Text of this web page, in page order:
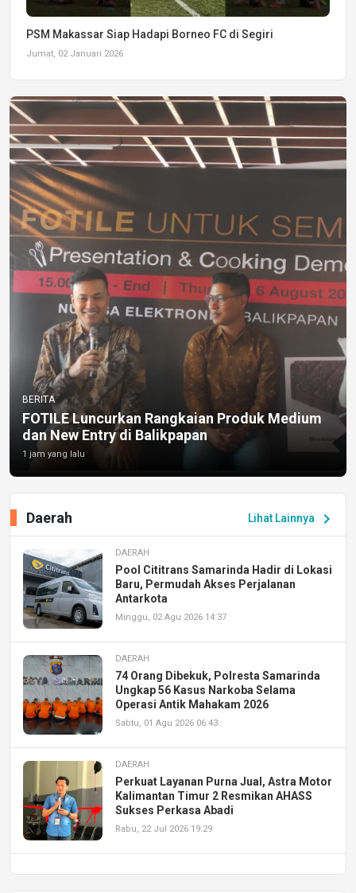
PSM Makassar Siap Hadapi Borneo FC di Segiri
Jumat, 02 Januari 2026
BERITA
FOTILE Luncurkan Rangkaian Produk Medium
dan New Entry di Balikpapan
1 jam yang lalu
Lihat Lainnya chevron_right
Daerah
DAERAH
Pool Cititrans Samarinda Hadir di Lokasi
Baru, Permudah Akses Perjalanan
Antarkota
Minggu, 02 Agu 2026 14:37
DAERAH
74 Orang Dibekuk, Polresta Samarinda
Ungkap 56 Kasus Narkoba Selama
Operasi Antik Mahakam 2026
Sabtu, 01 Agu 2026 06:43
DAERAH
Perkuat Layanan Purna Jual, Astra Motor
Kalimantan Timur 2 Resmikan AHASS
Sukses Perkasa Abadi
Rabu, 22 Jul 2026 19:29